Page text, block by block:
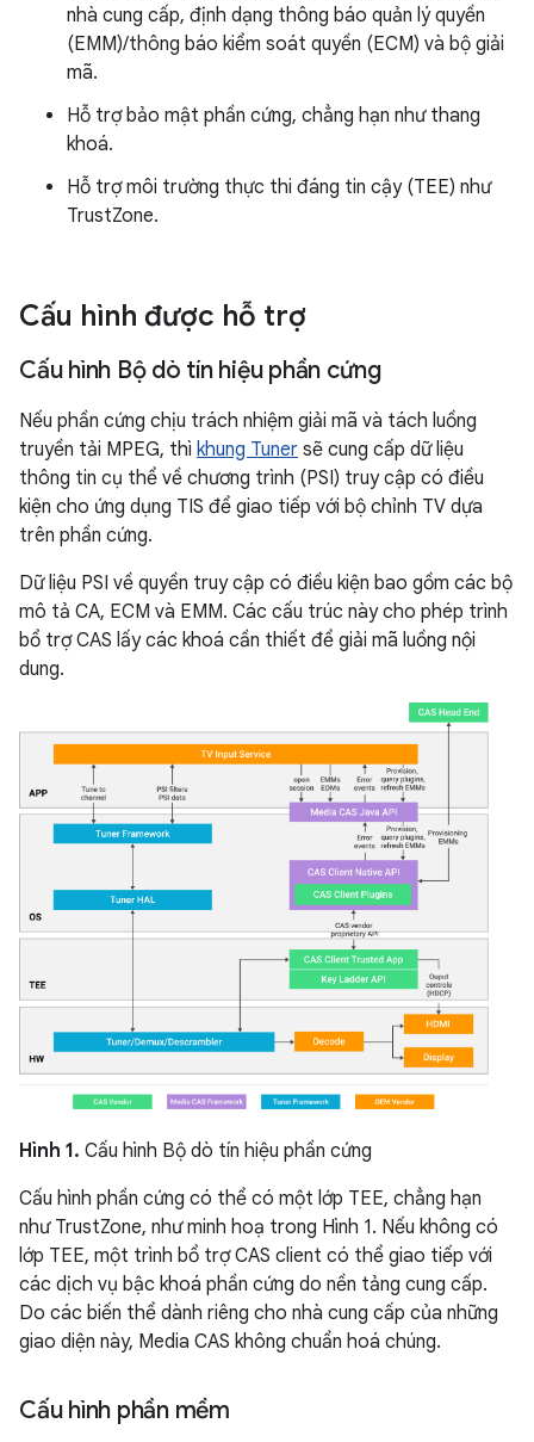
nhà cung cấp, định dạng thông báo quản lý quyền
(EMM)/thông báo kiểm soát quyền (ECM) và bộ giải
mã.
Hỗ trợ bảo mật phần cứng, chẳng hạn như thang
khoá.
Hỗ trợ môi trường thực thi đáng tin cậy (TEE) như
TrustZone.
Cấu hình được hỗ trợ
Cấu hình Bộ dò tín hiệu phần cứng
Nếu phần cứng chịu trách nhiệm giải mã và tách luồng
truyền tải MPEG, thì khung Tuner sẽ cung cấp dữ liệu
thông tin cụ thể về chương trình (PSI) truy cập có điều
kiện cho ứng dụng TIS để giao tiếp với bộ chỉnh TV dựa
trên phần cứng.
Dữ liệu PSI về quyền truy cập có điều kiện bao gồm các bộ
mô tả CA, ECM và EMM. Các cấu trúc này cho phép trình
bổ trợ CAS lấy các khoá cần thiết để giải mã luồng nội
dung.
Hình 1. Cấu hình Bộ dò tín hiệu phần cứng
Cấu hình phần cứng có thể có một lớp TEE, chẳng hạn
như TrustZone, như minh hoạ trong Hình 1. Nếu không có
lớp TEE, một trình bổ trợ CAS client có thể giao tiếp với
các dịch vụ bậc khoá phần cứng do nền tảng cung cấp.
Do các biến thể dành riêng cho nhà cung cấp của những
giao diện này, Media CAS không chuẩn hoá chúng.
Cấu hình phần mềm